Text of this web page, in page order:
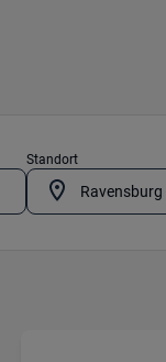
Standort